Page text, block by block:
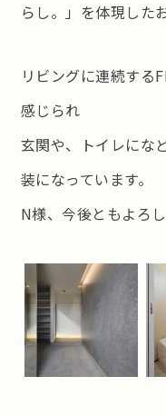
らし。」を体現した
リビングに連続する
感じられ
玄関や、トイレにな
装になっています。
N様、今後ともよろ